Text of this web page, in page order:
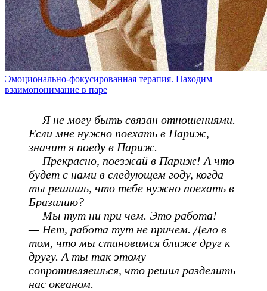
Эмоционально-фокусированная терапия. Находим
взаимопонимание в паре
— Я не могу быть связан отношениями.
Если мне нужно поехать в Париж,
значит я поеду в Париж.
— Прекрасно, поезжай в Париж! А что
будет с нами в следующем году, когда
ты решишь, что тебе нужно поехать в
Бразилию?
— Мы тут ни при чем. Это работа!
— Нет, работа тут не причем. Дело в
том, что мы становимся ближе друг к
другу. А ты так этому
сопротивляешься, что решил разделить
нас океаном.